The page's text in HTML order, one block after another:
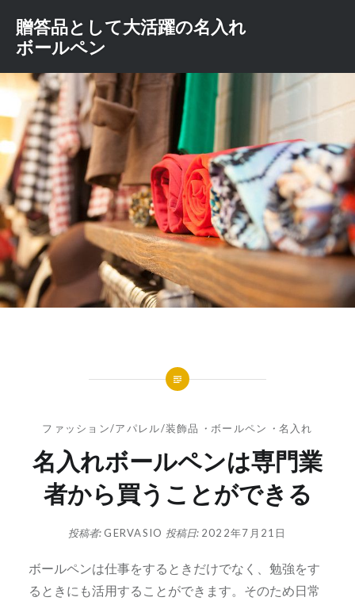
ン
ツ
ス
キ
ッ
プ
贈答品として大活躍の名入れ
ボールペン
ファッション/アパレル/装飾品 ・ ボールペン ・ 名入れ
名入れボールペンは専門業
者から買うことができる
投稿者: GERVASIO 投稿日: 2022年7月21日
ボールペンは仕事をするときだけでなく、勉強をす
るときにも活用することができます。 そのため日常